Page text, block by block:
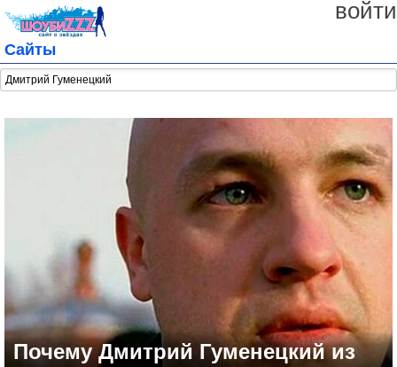
войти
Сайты
Почему Дмитрий Гуменецкий из